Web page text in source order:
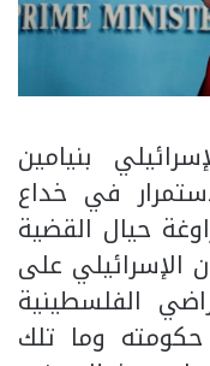
بنيامين
في خداع
حيال القضية
الإسرائيلي على
الفلسطينية
وما تلك